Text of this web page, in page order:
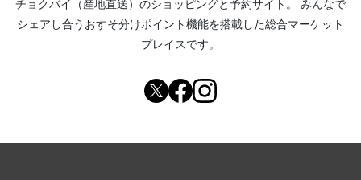
チョクバイ（産地直送） のショッピングと予約サイト。
みんなで
シェアし合う おすそ分けポイント機能を搭載した総合マーケット
プレイスです。